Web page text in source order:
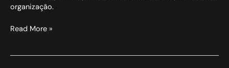
organização.
Read More »